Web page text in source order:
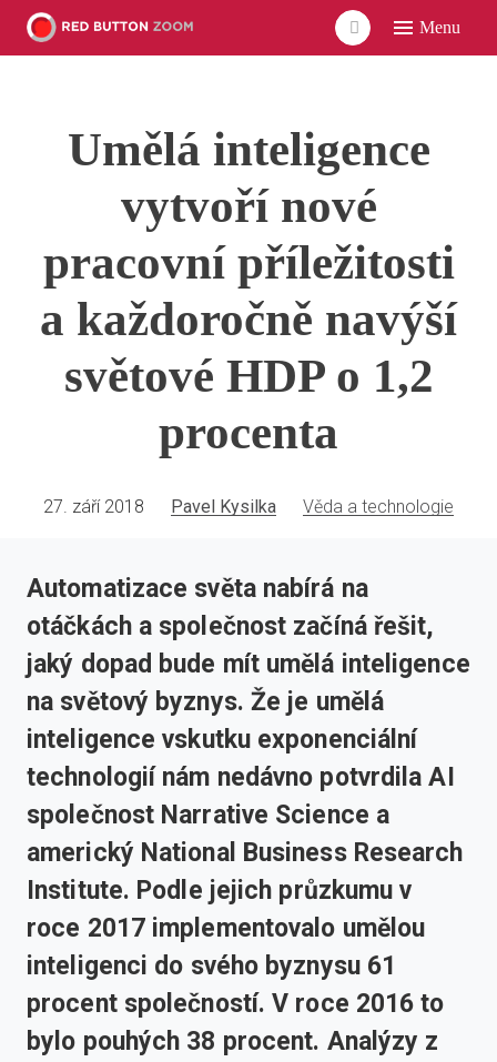
Menu
SÍŤ
Umělá inteligence
vytvoří nové
pracovní příležitosti
a každoročně navýší
světové HDP o 1,2
procenta
27. září 2018 Pavel Kysilka Věda a technologie
Automatizace světa nabírá na
otáčkách a společnost začíná řešit,
jaký dopad bude mít umělá inteligence
na světový byznys. Že je umělá
inteligence vskutku exponenciální
technologií nám nedávno potvrdila AI
společnost Narrative Science a
americký National Business Research
Institute. Podle jejich průzkumu v
roce 2017 implementovalo umělou
inteligenci do svého byznysu 61
procent společností. V roce 2016 to
bylo pouhých 38 procent. Analýzy z